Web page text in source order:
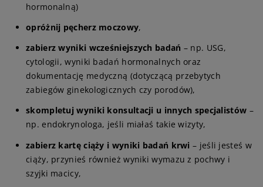
hormonalną)
opróżnij pęcherz moczowy,
zabierz wyniki wcześniejszych badań – np. USG,
cytologii, wyniki badań hormonalnych oraz
dokumentację medyczną (dotyczącą przebytych
zabiegów ginekologicznych czy porodów),
skompletuj wyniki konsultacji u innych specjalistów –
np. endokrynologa, jeśli miałaś takie wizyty,
zabierz kartę ciąży i wyniki badań krwi – jeśli jesteś w
ciąży, przynieś również wyniki wymazu z pochwy i
szyjki macicy,